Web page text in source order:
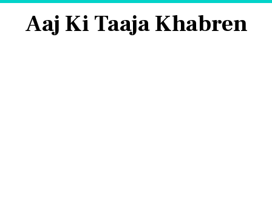
Aaj Ki Taaja Khabren